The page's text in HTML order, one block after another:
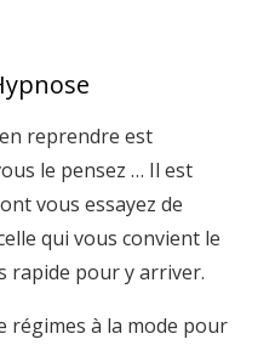
reprendre est
le pensez … Il est
vous essayez de
qui vous convient le
rapide pour y arriver.
régimes à la mode pour